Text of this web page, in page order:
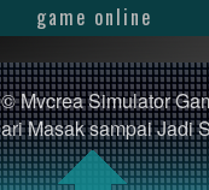
game online
Mvcrea Simulator
Masak sampai Jadi